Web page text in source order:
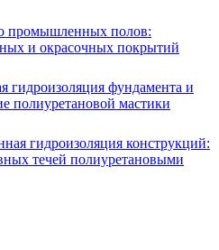
промышленных полов:
и окрасочных покрытий
гидроизоляция фундамента и
полиуретановой мастики
гидроизоляция конструкций:
течей полиуретановыми